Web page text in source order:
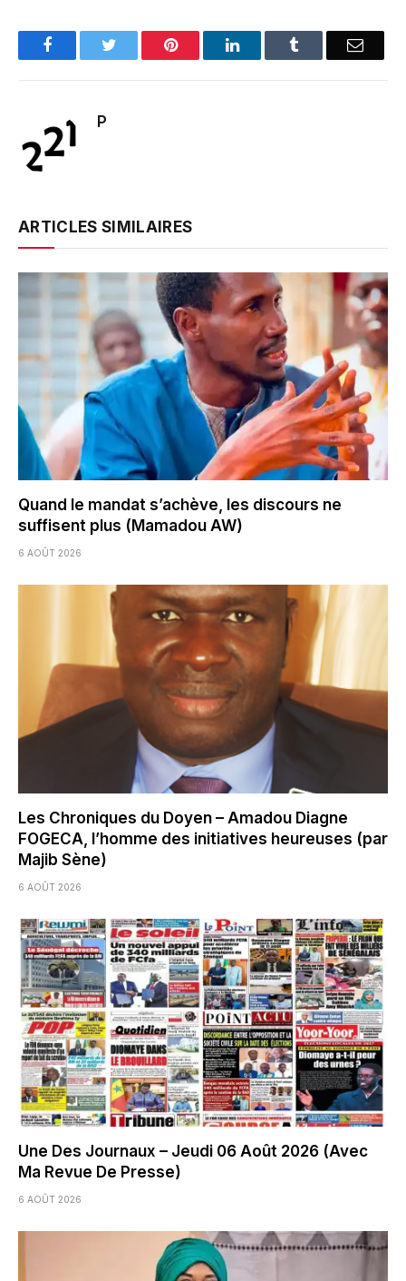
FacebookTwitter Pinterest LinkedInTumblr Email
P
ARTICLES SIMILAIRES
Quand le mandat s’achève, les discours ne
suffisent plus (Mamadou AW)
6 AOÛT 2026
Les Chroniques du Doyen – Amadou Diagne
FOGECA, l’homme des initiatives heureuses (par
Majib Sène)
6 AOÛT 2026
Une Des Journaux – Jeudi 06 Août 2026 (Avec
Ma Revue De Presse)
6 AOÛT 2026